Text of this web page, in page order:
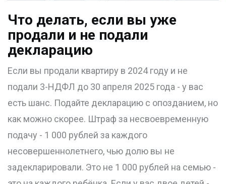
Что делать, если вы уже
продали и не подали
декларацию
Если вы продали квартиру в 2024 году и не
подали 3-НДФЛ до 30 апреля 2025 года - у вас
есть шанс. Подайте декларацию с опозданием, но
как можно скорее. Штраф за несвоевременную
подачу - 1 000 рублей за каждого
несовершеннолетнего, чью долю вы не
задекларировали. Это не 1 000 рублей на семью -